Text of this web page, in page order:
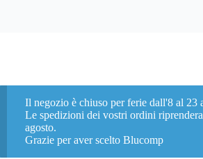
Il negozio è chiuso per ferie dall'8 al 23
Le spedizioni dei vostri ordini
agosto.
Grazie per aver scelto Blucomp